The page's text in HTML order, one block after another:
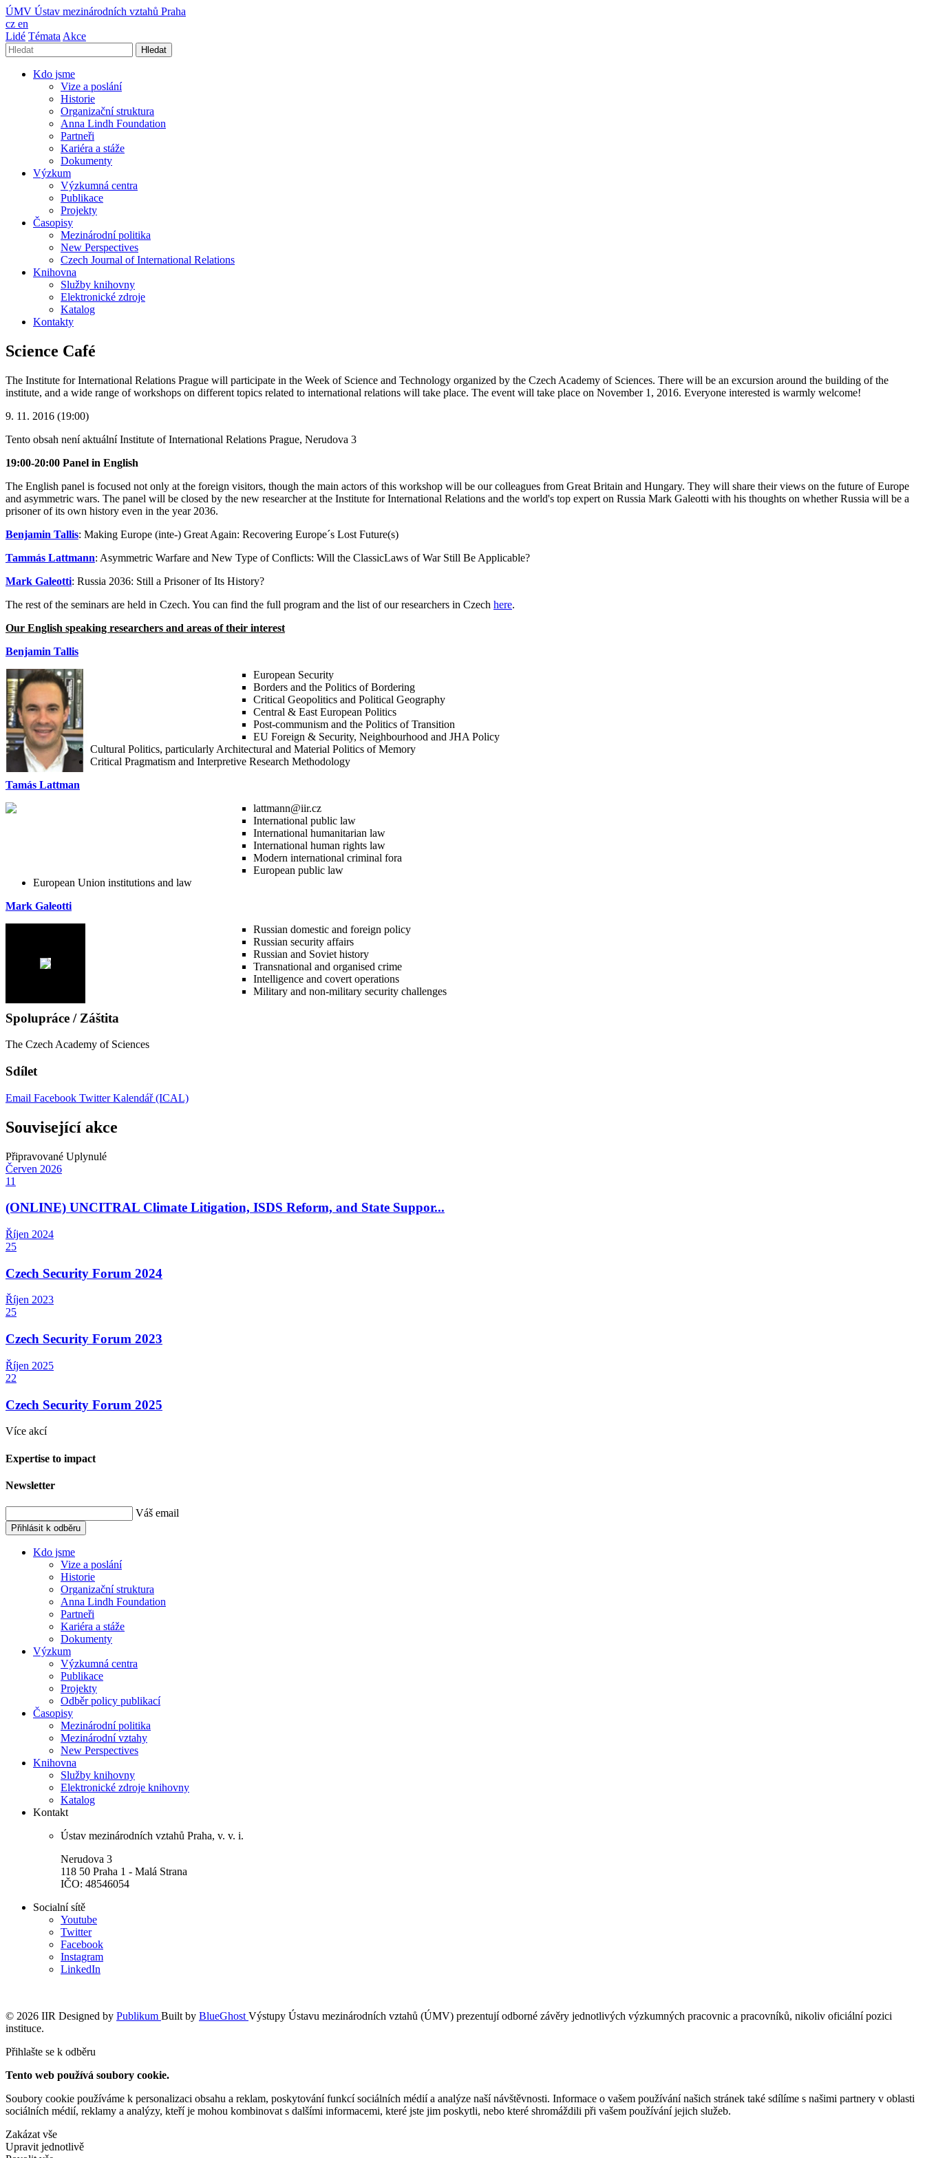
ÚMV Ústav mezinárodních vztahů Praha
cz en
Lidé Témata Akce
Hledat
Kdo jsme
Vize a poslání
Historie
Organizační struktura
Anna Lindh Foundation
Partneři
Kariéra a stáže
Dokumenty
Výzkum
Výzkumná centra
Publikace
Projekty
Časopisy
Mezinárodní politika
New Perspectives
Czech Journal of International Relations
Knihovna
Služby knihovny
Elektronické zdroje
Katalog
Kontakty
Science Café
The Institute for International Relations Prague will participate in the Week of Science and Technology organized by the Czech Academy of Sciences. There will be an excursion around the building of the
institute, and a wide range of workshops on different topics related to international relations will take place. The event will take place on November 1, 2016. Everyone interested is warmly welcome!
9. 11. 2016 (19:00)
Tento obsah není aktuální Institute of International Relations Prague, Nerudova 3
19:00-20:00 Panel in English
The English panel is focused not only at the foreign visitors, though the main actors of this workshop will be our colleagues from Great Britain and Hungary. They will share their views on the future of Europe
and asymmetric wars. The panel will be closed by the new researcher at the Institute for International Relations and the world's top expert on Russia Mark Galeotti with his thoughts on whether Russia will be a
prisoner of its own history even in the year 2036.
Benjamin Tallis: Making Europe (inte-) Great Again: Recovering Europe´s Lost Future(s)
Tammás Lattmann: Asymmetric Warfare and New Type of Conflicts: Will the ClassicLaws of War Still Be Applicable?
Mark Galeotti: Russia 2036: Still a Prisoner of Its History?
The rest of the seminars are held in Czech. You can find the full program and the list of our researchers in Czech here.
Our English speaking researchers and areas of their interest
Benjamin Tallis
European Security
Borders and the Politics of Bordering
Critical Geopolitics and Political Geography
Central & East European Politics
Post-communism and the Politics of Transition
EU Foreign & Security, Neighbourhood and JHA Policy
Cultural Politics, particularly Architectural and Material Politics of Memory
Critical Pragmatism and Interpretive Research Methodology
Tamás Lattman
lattmann@iir.cz
International public law
International humanitarian law
International human rights law
Modern international criminal fora
European public law
European Union institutions and law
Mark Galeotti
Russian domestic and foreign policy
Russian security affairs
Russian and Soviet history
Transnational and organised crime
Intelligence and covert operations
Military and non-military security challenges
Spolupráce / Záštita
The Czech Academy of Sciences
Sdílet
Email Facebook TwitterKalendář (ICAL)
Související akce
Připravované Uplynulé
Červen 2026
11
(ONLINE) UNCITRAL Climate Litigation, ISDS Reform, and State Suppor...
Říjen 2024
25
Czech Security Forum 2024
Říjen 2023
25
Czech Security Forum 2023
Říjen 2025
22
Czech Security Forum 2025
Více akcí
Expertise to impact
Newsletter
Váš email
Přihlásit k odběru
Kdo jsme
Vize a poslání
Historie
Organizační struktura
Anna Lindh Foundation
Partneři
Kariéra a stáže
Dokumenty
Výzkum
Výzkumná centra
Publikace
Projekty
Odběr policy publikací
Časopisy
Mezinárodní politika
Mezinárodní vztahy
New Perspectives
Knihovna
Služby knihovny
Elektronické zdroje knihovny
Katalog
Kontakt
Ústav mezinárodních vztahů Praha, v. v. i.
Nerudova 3
118 50 Praha 1 - Malá Strana
IČO: 48546054
Socialní sítě
Youtube
Twitter
Facebook
Instagram
LinkedIn
© 2026 IIR Designed by Publikum Built by BlueGhost Výstupy Ústavu mezinárodních vztahů (ÚMV) prezentují odborné závěry jednotlivých výzkumných pracovnic a pracovníků, nikoliv oficiální pozici
instituce.
Přihlašte se k odběru
Tento web používá soubory cookie.
Soubory cookie používáme k personalizaci obsahu a reklam, poskytování funkcí sociálních médií a analýze naší návštěvnosti. Informace o vašem používání našich stránek také sdílíme s našimi partnery v oblasti
sociálních médií, reklamy a analýzy, kteří je mohou kombinovat s dalšími informacemi, které jste jim poskytli, nebo které shromáždili při vašem používání jejich služeb.
Zakázat vše
Upravit jednotlivě